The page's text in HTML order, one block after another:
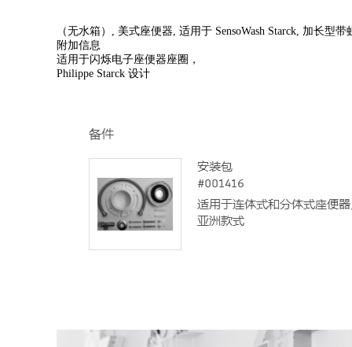
（无水箱）, 美式座便器, 适用于 SensoWash Starck, 加长型
附加信息
适用于闪烁电子座便器座圈，
Philippe Starck 设计